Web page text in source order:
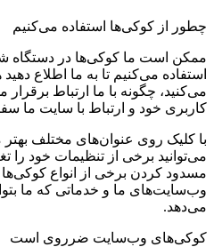
چطور از کوکی‌ها استفاده می‌کنیم
ممکن است ما کوکی‌ها در دستگاه
استفاده می‌کنیم تا به ما اطلاع
می‌کنید، چگونه با ما ارتباط برقرار
کاربری خود و ارتباط با سایت ما
با کلیک روی عنوان‌های مختلف بهتر
می‌توانید برخی از تنظیمات خود را
مسدود کردن برخی از انواع
وب‌سایت‌های ما و خدماتی که ما
می‌دهد.
کوکی‌های وب‌سایت ضرروی است